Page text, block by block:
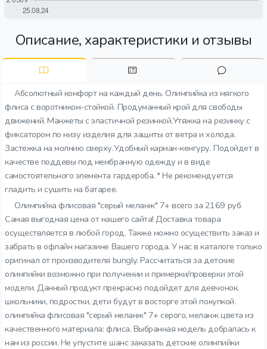
Описание, характеристики и отзывы
Абсолютный комфорт на каждый день. Олимпийка из мягкого
флиса с воротником-стойкой. Продуманный крой для свободы
движений. Манжеты с эластичной резинкой.Утяжка на резинку с
фиксатором по низу изделия для защиты от ветра и холода.
Застежка на молнию сверху.Удобный карман-кенгуру. Подойдет в
качестве поддевы под мембранную одежду и в виде
самостоятельного элемента гардероба. * Не рекомендуется
гладить и сушить на батарее.
Олимпийка флисовая "серый меланж" 7+ всего за 2169 руб.
Самая выгодная цена от нашего сайта! Доставка товара
осуществляется в любой город. Также можно осуществить заказ и
забрать в офлайн магазине Вашего города. У нас в каталоге только
оригинал от производителя bungly. Рассчитаться за детские
олимпийки возможно при получении и примерки/проверки этой
модели. Данный продукт прекрасно подойдет для девчонок.
школьники, подростки, дети будут в восторге этой покупкой.
олимпийка флисовая "серый меланж" 7+ серого, меланж цвета из
качественного материала: флиса. Выбранная модель добралась к
нам из россии. Не упустите шанс заказать детские олимпийки